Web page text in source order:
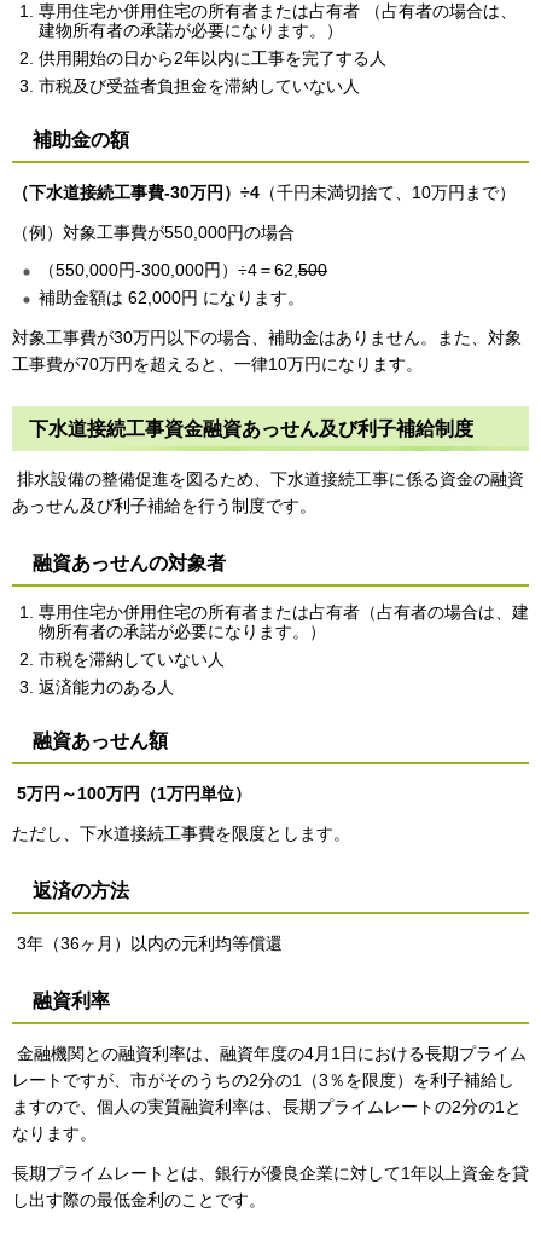
専用住宅か併用住宅の所有者または占有者 （占有者の場合は、
建物所有者の承諾が必要になります。）
供用開始の日から2年以内に工事を完了する人
市税及び受益者負担金を滞納していない人
補助金の額
（下水道接続工事費-30万円）÷4 （千円未満切捨て、10万円まで）
（例）対象工事費が550,000円の場合
（550,000円-300,000円）÷4＝62, 500
補助金額は 62,000円 になります。
対象工事費が30万円以下の場合、補助金はありません。また、対象
工事費が70万円を超えると、一律10万円になります。
下水道接続工事資金融資あっせん及び利子補給制度
排水設備の整備促進を図るため、下水道接続工事に係る資金の融資
あっせん及び利子補給を行う制度です。
融資あっせんの対象者
専用住宅か併用住宅の所有者または占有者（占有者の場合は、建
物所有者の承諾が必要になります。）
市税を滞納していない人
返済能力のある人
融資あっせん額
5万円～100万円（1万円単位）
ただし、下水道接続工事費を限度とします。
返済の方法
3年（36ヶ月）以内の元利均等償還
融資利率
金融機関との融資利率は、融資年度の4月1日における長期プライム
レートですが、市がそのうちの2分の1（3％を限度）を利子補給し
ますので、個人の実質融資利率は、長期プライムレートの2分の1と
なります。
長期プライムレートとは、銀行が優良企業に対して1年以上資金を貸
し出す際の最低金利のことです。